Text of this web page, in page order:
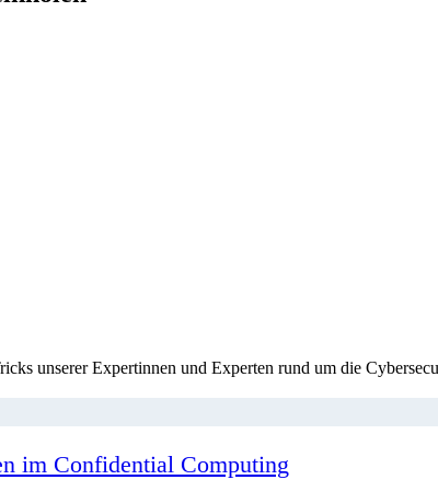
unserer Expertinnen und Experten rund um die
im Confidential Computing